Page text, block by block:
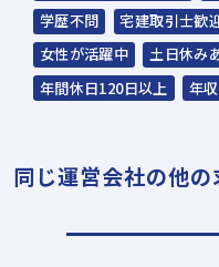
会場：東京都港
源ビル7F
▼
▼
学歴不問
宅建取引士歓
女性が活躍中
土日休み
年間休日120日以上
年
同じ運営会社の他の